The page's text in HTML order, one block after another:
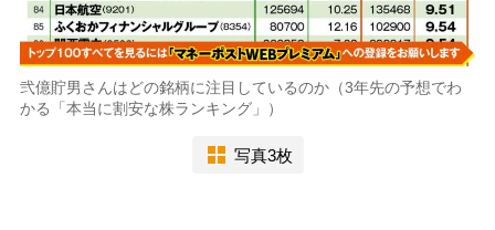
弐億貯男さんはどの銘柄に注目しているのか（3年先の予想でわ
かる「本当に割安な株ランキング」）
写真3枚